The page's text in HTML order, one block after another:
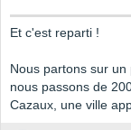
Et c'est reparti !
Nous partons sur
nous passons de
Cazaux, une ville